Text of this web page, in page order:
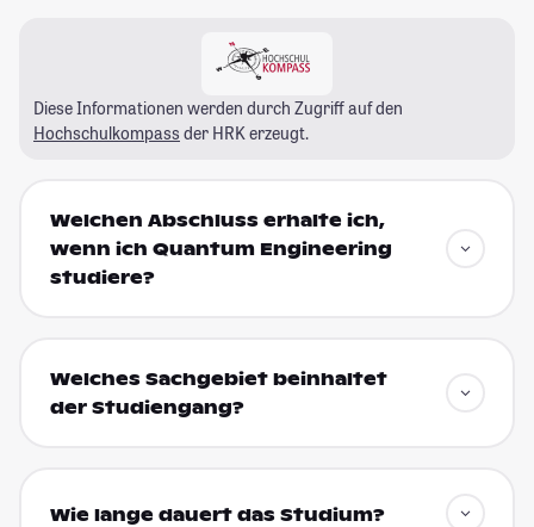
Diese Informationen werden durch Zugriff auf den
Hochschulkompass der HRK erzeugt.
Welchen Abschluss erhalte ich,
wenn ich Quantum Engineering
studiere?
Welches Sachgebiet beinhaltet
der Studiengang?
Wie lange dauert das Studium?